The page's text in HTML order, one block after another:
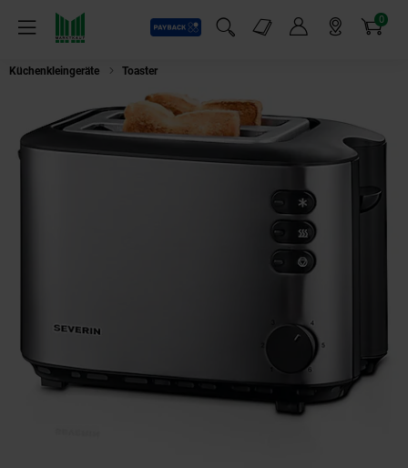
Menü
Payback
Suchfeld einblenden
Markt-Angebote 0
Artikel
Küchenkleingeräte Toaster